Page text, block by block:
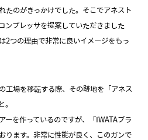
たのがきっかけでした。そこでアネスト
ンプレッサを提案していただきました
2つの理由で非常に良いイメージをもっ
工場を移転する際、その跡地を「アネス
。
ーを作っているのですが、「IWATAブラ
ります。非常に性能が良く、このガンで